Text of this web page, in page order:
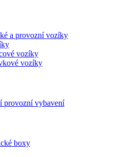
a provozní vozíky
vozíky
vozíky
provozní vybavení
boxy